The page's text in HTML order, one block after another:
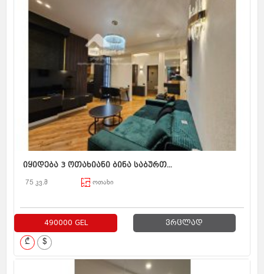
იყიდება 3 ოთახიანი ბინა საბურთ...
75 კვ.მ ოთახი
490000 GEL ვრცლად
₾ $